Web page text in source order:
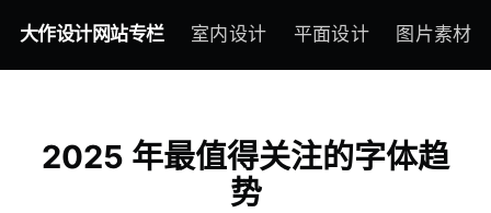
大作设计网站专栏 室内设计 平面设计 图片素材
2025 年最值得关注的字体趋
势